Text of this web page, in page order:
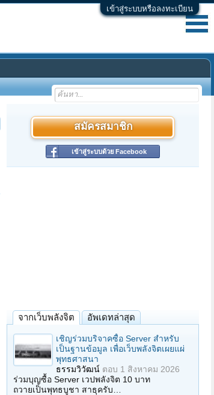
เข้าสู่ระบบหรือลงทะเบียน
สมัครสมาชิก
เข้าสู่ระบบด้วย Facebook
จากเว็บพลังจิต อัพเดทล่าสุด
เชิญร่วมบริจาคซื้อ Server สำหรับ
เป็นฐานข้อมูล เพื่อเว็บพลังจิตเผยแผ่
พุทธศาสนา
ธรรมวิวัฒน์ ตอบ 1 สิงหาคม 2026
ร่วมบุญซื้อ Server เวปพลังจิต 10 บาท
ถวายเป็นพุทธบูชา สาธุครับ…